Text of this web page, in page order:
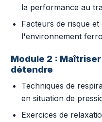
la performance au
Facteurs de risque
l'environnement
Module 2 :
détendre
Techniques de
en situation de
Exercices de